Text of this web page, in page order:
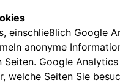
einschließlich Google
anonyme
Seiten. Google
welche Seiten Sie